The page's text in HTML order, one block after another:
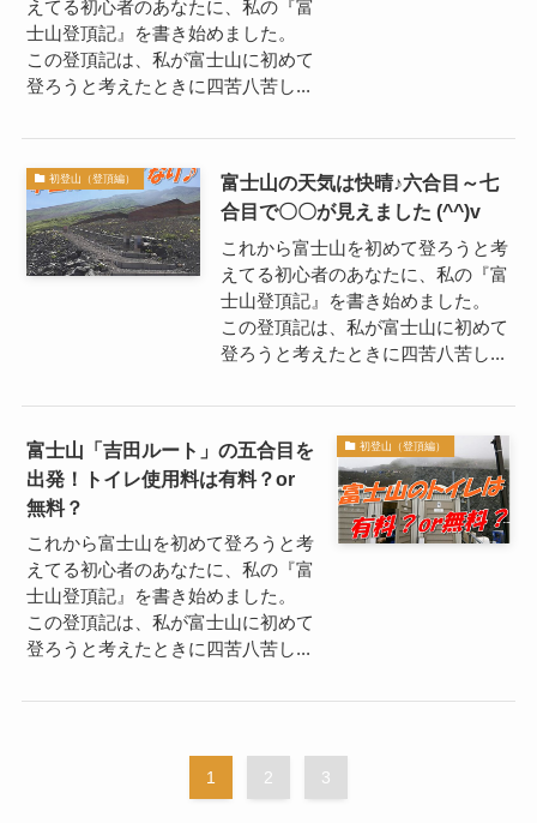
えてる初心者のあなたに、私の『富
士山登頂記』を書き始めました。
この登頂記は、私が富士山に初めて
登ろうと考えたときに四苦八苦し...
初登山（登頂編）
富士山の天気は快晴♪六合目～七
合目で〇〇が見えました (^^)v
これから富士山を初めて登ろうと考
えてる初心者のあなたに、私の『富
士山登頂記』を書き始めました。
この登頂記は、私が富士山に初めて
登ろうと考えたときに四苦八苦し...
初登山（登頂編）
富士山「吉田ルート」の五合目を
出発！トイレ使用料は有料？or
無料？
これから富士山を初めて登ろうと考
えてる初心者のあなたに、私の『富
士山登頂記』を書き始めました。
この登頂記は、私が富士山に初めて
登ろうと考えたときに四苦八苦し...
1 2 3